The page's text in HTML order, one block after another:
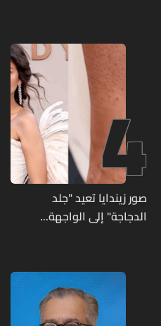
4
صور زيندايا تعيد "جلد
الدجاجة" إلى الواجهة...